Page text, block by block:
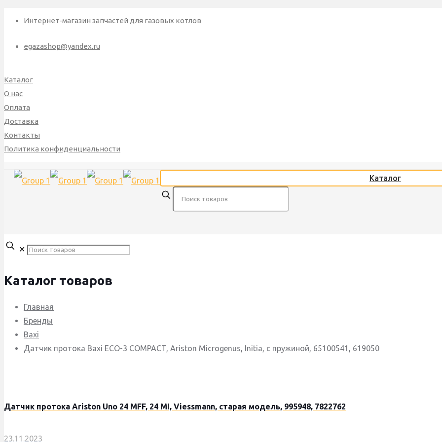
Интернет-магазин запчастей для газовых котлов
egazashop@yandex.ru
Каталог
О нас
Оплата
Доставка
Контакты
Политика конфиденциальности
Каталог
✕
Каталог товаров
Главная
Бренды
Baxi
Датчик протока Baxi ECO-3 COMPACT, Ariston Microgenus, Initia, с пружиной, 65100541, 619050
Датчик протока Ariston Uno 24 MFF, 24 MI, Viessmann, старая модель, 995948, 7822762
23.11.2023